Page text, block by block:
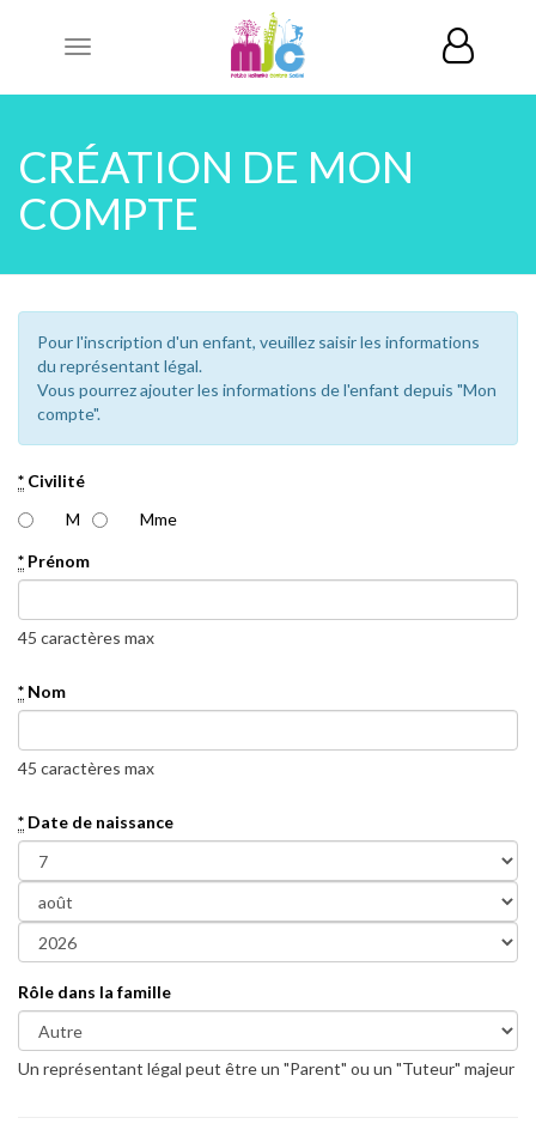
Toggle
CRÉATION DE MON
COMPTE
Pour l'inscription d'un enfant, veuillez saisir les informations
du représentant légal.
Vous pourrez ajouter les informations de l'enfant depuis "Mon
compte".
* Civilité
M
Mme
* Prénom
45 caractères max
* Nom
45 caractères max
* Date de naissance
Rôle dans la famille
Un représentant légal peut être un "Parent" ou un "Tuteur" majeur